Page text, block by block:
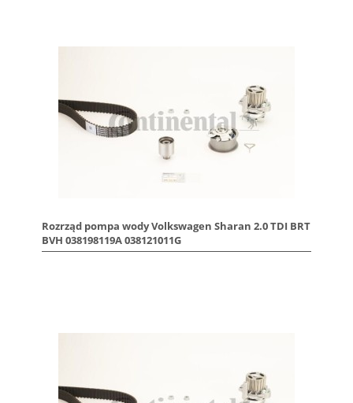
Rozrząd pompa wody Volkswagen Sharan 2.0 TDI BRT
BVH 038198119A 038121011G